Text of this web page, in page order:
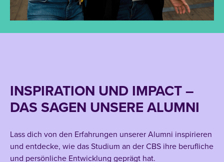
INSPIRATION UND IMPACT –
DAS SAGEN UNSERE ALUMNI
Lass dich von den Erfahrungen unserer Alumni inspirieren
und entdecke, wie das Studium an der CBS ihre berufliche
und persönliche Entwicklung geprägt hat.